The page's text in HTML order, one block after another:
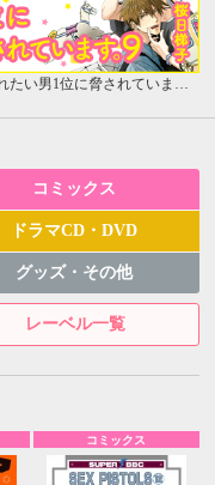
「抱かれたい男1位に脅されています。」公式
コミックス
ドラマCD・DVD
グッズ・その他
レーベル一覧
コミックス